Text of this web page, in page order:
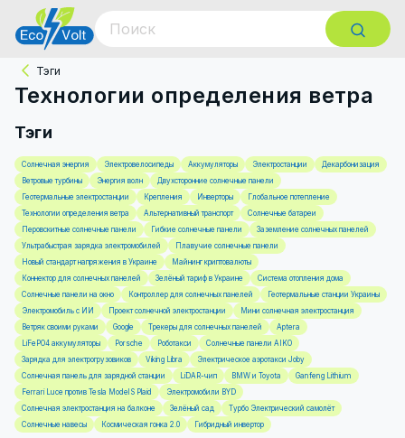
Тэги
Технологии определения ветра
Тэги
Солнечная энергия Электровелосипеды Аккумуляторы Электростанции
Декарбонизация
Ветровые турбины
Энергия волн
Двухсторонние солнечные панели
Геотермальные электростанции
Крепления Инверторы
Глобальное потепление
Технологии определения ветра
Альтернативный транспорт
Солнечные батареи
Перовскитные солнечные панели
Гибкие солнечные панели
Заземление солнечных панелей
Ультрабыстрая зарядка электромобилей
Плавучие солнечные панели
Новый стандарт напряжения в Украине
Майнинг криптовалюты
Коннектор для солнечных панелей
Зелёный тариф в Украине
Система отопления дома
Солнечные панели на окно
Контроллер для солнечных панелей
Геотермальные станции Украины
Электромобиль с ИИ
Проект солнечной электростанции
Мини солнечная электростанция
Ветряк своими руками
Google Трекеры для солнечных панелей
Aptera
LiFePO4 аккумуляторы
Porsche Роботакси
Солнечные панели AIKO
Зарядка для электрогрузовиков
Viking Libra
Электрическое аэротакси Joby
Солнечная панель для зарядной станции
LiDAR-чип BMW и Toyota
Ganfeng Lithium
Ferrari Luce против Tesla Model S Plaid
Электромобили BYD
Солнечная электростанция на балконе
Зелёный сад
Турбо Электрический самолёт
Солнечные навесы
Космическая гонка 2.0 Гибридный инвертор